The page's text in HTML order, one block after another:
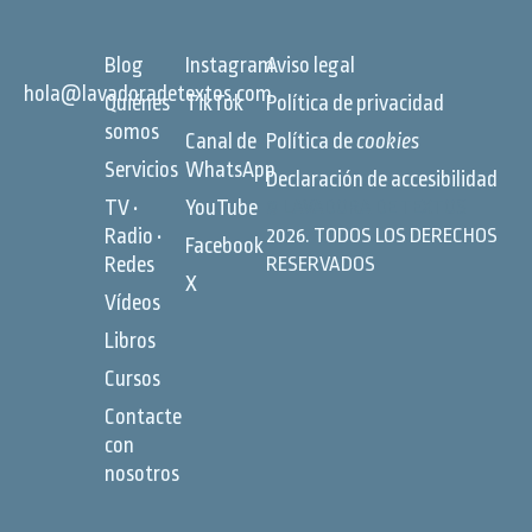
hola@lavadoradetextos.com
Blog
Quiénes
somos
Servicios
TV •
Radio •
Redes
Vídeos
Libros
Cursos
Contacte
con
nosotros
Instagram
TikTok
Canal de
WhatsApp
YouTube
Facebook
X
Aviso legal
Política de privacidad
Política decookies
Declaración de accesibilidad
2026. TODOS LOS DERECHOS
RESERVADOS